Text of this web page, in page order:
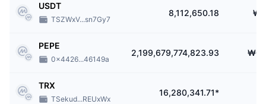
USDT
TSZWxV...sn7Gy7
8,112,650.18
PEPE
0x4426...46149a
2,199,679,774,823.93
TRX
TSekud...REUxWx
16,280,341.71*